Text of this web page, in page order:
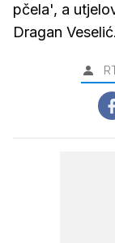
pčela', a
Dragan Veselić.